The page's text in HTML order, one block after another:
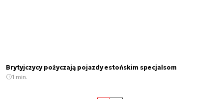
Brytyjczycy pożyczają pojazdy estońskim specjalsom
1 min.